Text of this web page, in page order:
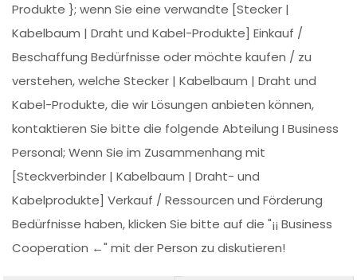
Produkte }; wenn Sie eine verwandte [Stecker |
Kabelbaum | Draht und Kabel-Produkte] Einkauf /
Beschaffung Bedürfnisse oder möchte kaufen / zu
verstehen, welche Stecker | Kabelbaum | Draht und
Kabel-Produkte, die wir Lösungen anbieten können,
kontaktieren Sie bitte die folgende Abteilung I Business
Personal; Wenn Sie im Zusammenhang mit
[Steckverbinder | Kabelbaum | Draht- und
Kabelprodukte] Verkauf / Ressourcen und Förderung
Bedürfnisse haben, klicken Sie bitte auf die "¡¡ Business
Cooperation ←" mit der Person zu diskutieren!